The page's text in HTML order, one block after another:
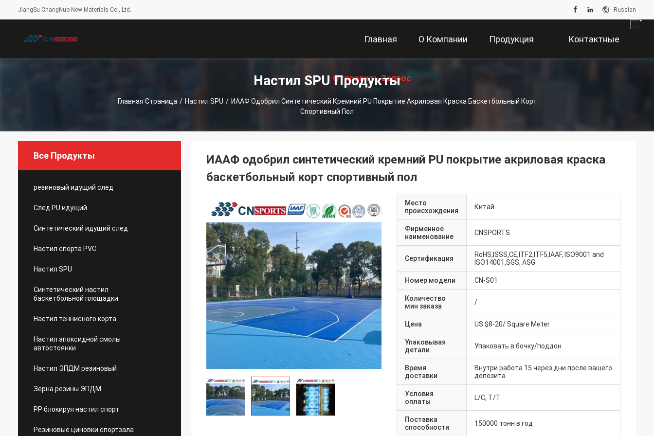
JiangSu ChangNuo New Materials Co., Ltd. Russian
Главная
Страница
О Компании Продукция Контактные
Данные
Отправить Запрос
Настил SPU Продукты
Главная Страница / Настил SPU / ИААФ Одобрил Синтетический Кремний PU Покрытие Акриловая Краска Баскетбольный Корт
Спортивный Пол
Все Продукты
резиновый идущий след
След PU идущий
Синтетический идущий след
Настил спорта PVC
Настил SPU
Синтетический настил
баскетбольной площадки
Настил теннисного корта
Настил эпоксидной смолы
автостоянки
Настил ЭПДМ резиновый
Зерна резины ЭПДМ
PP блокируя настил спорт
Резиновые циновки спортзала
ИААФ одобрил синтетический кремний PU покрытие акриловая краска
баскетбольный корт спортивный пол
Место
происхождения
Китай
Фирменное
наименование
CNSPORTS
Сертификация
RoHS,ISSS,CE,ITF2,ITF5,IAAF, ISO9001 and
ISO14001,SGS, ASG
Номер модели CN-S01
Количество
мин заказа
/
Цена US $8-20/ Square Meter
Упаковывая
детали
Упаковать в бочку/поддон
Время
доставки
Внутри работа 15 через дни после вашего
депозита
Условия
оплаты
L/C, T/T
Поставка
способности
150000 тонн в год